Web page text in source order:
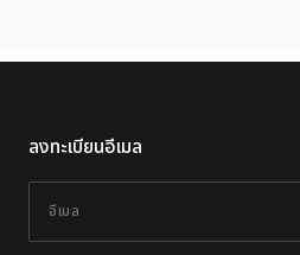
ลงทะเบียนอีเมล